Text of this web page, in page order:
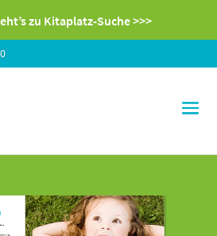
zu Kitaplatz-Suche >>>